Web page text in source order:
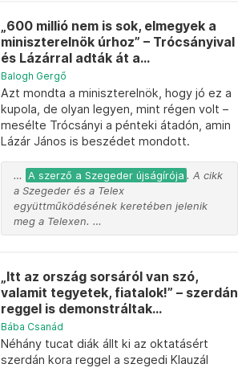
„600 millió nem is sok, elmegyek a
miniszterelnök úrhoz” – Trócsányival
és Lázárral adták át a...
Balogh Gergő
Azt mondta a miniszterelnök, hogy jó ez a
kupola, de olyan legyen, mint régen volt –
mesélte Trócsányi a pénteki átadón, amin
Lázár János is beszédet mondott.
… A szerző a Szegeder újságírója . A cikk
a Szegeder és a Telex
együttműködésének keretében jelenik
meg a Telexen. …
„Itt az ország sorsáról van szó,
valamit tegyetek, fiatalok!” – szerdán
reggel is demonstráltak...
Bába Csanád
Néhány tucat diák állt ki az oktatásért
szerdán kora reggel a szegedi Klauzál